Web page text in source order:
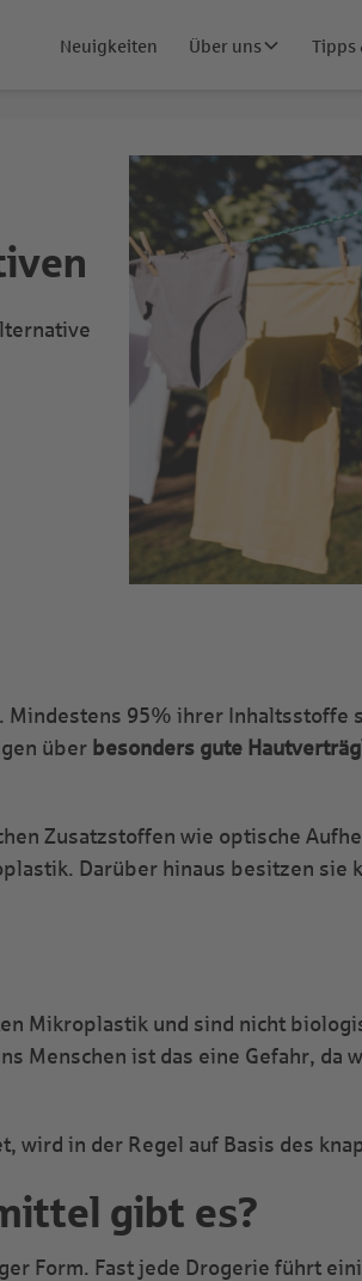
Neuigkeiten Über uns Tipps
95% ihrer Inhaltsstoffe
über besonders gute
Zusatzstoffen wie optische
Darüber hinaus besitzen sie
Mikroplastik und sind nicht
Menschen ist das eine Gefahr,
wird in der Regel auf Basis des
gibt es?
Form. Fast jede Drogerie führt